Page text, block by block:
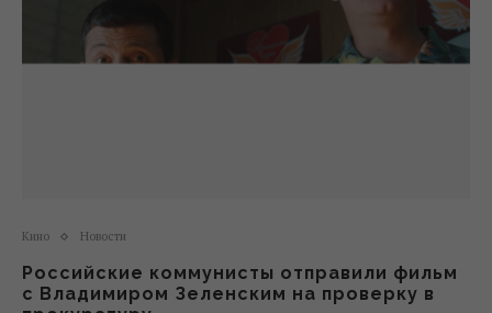
Кино Новости
Российские коммунисты отправили фильм
с Владимиром Зеленским на проверку в